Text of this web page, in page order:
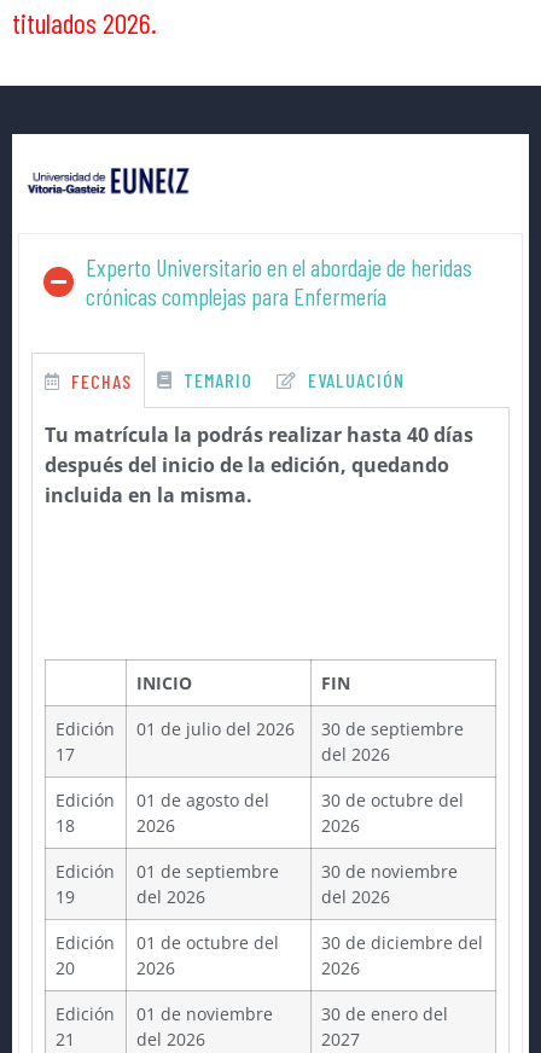
titulados 2026.
Experto Universitario en el abordaje de heridas
crónicas complejas para Enfermería
FECHAS TEMARIO EVALUACIÓN
Tu matrícula la podrás realizar hasta 40 días
después del inicio de la edición, quedando
incluida en la misma.
INICIO
FIN
Edición
17
01 de julio del 2026
30 de septiembre
del 2026
Edición
18
01 de agosto del
2026
30 de octubre del
2026
Edición
19
01 de septiembre
del 2026
30 de noviembre
del 2026
Edición
20
01 de octubre del
2026
30 de diciembre del
2026
Edición
21
01 de noviembre
del 2026
30 de enero del
2027